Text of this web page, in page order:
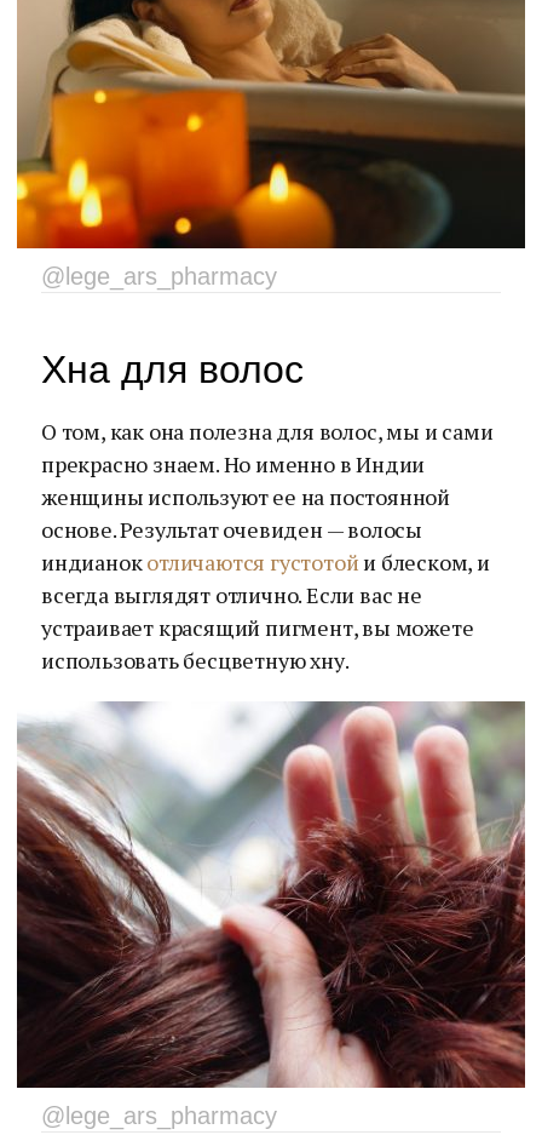
@lege_ars_pharmacy
Хна для волос
О том, как она полезна для волос, мы и сами
прекрасно знаем. Но именно в Индии
женщины используют ее на постоянной
основе. Результат очевиден — волосы
индианокотличаются густотой и блеском, и
всегда выглядят отлично. Если вас не
устраивает красящий пигмент, вы можете
использовать бесцветную хну.
@lege_ars_pharmacy